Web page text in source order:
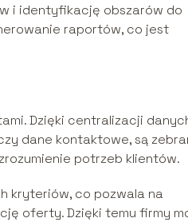
i identyfikację obszarów do
raportów, co jest
Dzięki centralizacji
dane kontaktowe, są
potrzeb klientów.
kryteriów, co pozwala na
oferty. Dzięki temu firmy